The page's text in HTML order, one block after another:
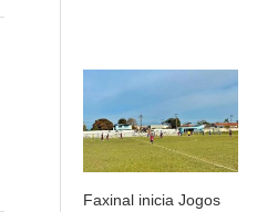
Faxinal inicia Jogos